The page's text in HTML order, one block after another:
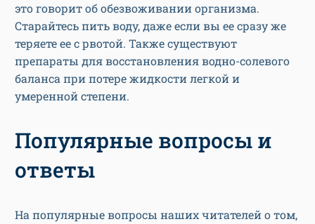
это говорит об обезвоживании организма.
Старайтесь пить воду, даже если вы ее сразу же
теряете ее с рвотой. Также существуют
препараты для восстановления водно-солевого
баланса при потере жидкости легкой и
умеренной степени.
Популярные вопросы и
ответы
На популярные вопросы наших читателей о том,